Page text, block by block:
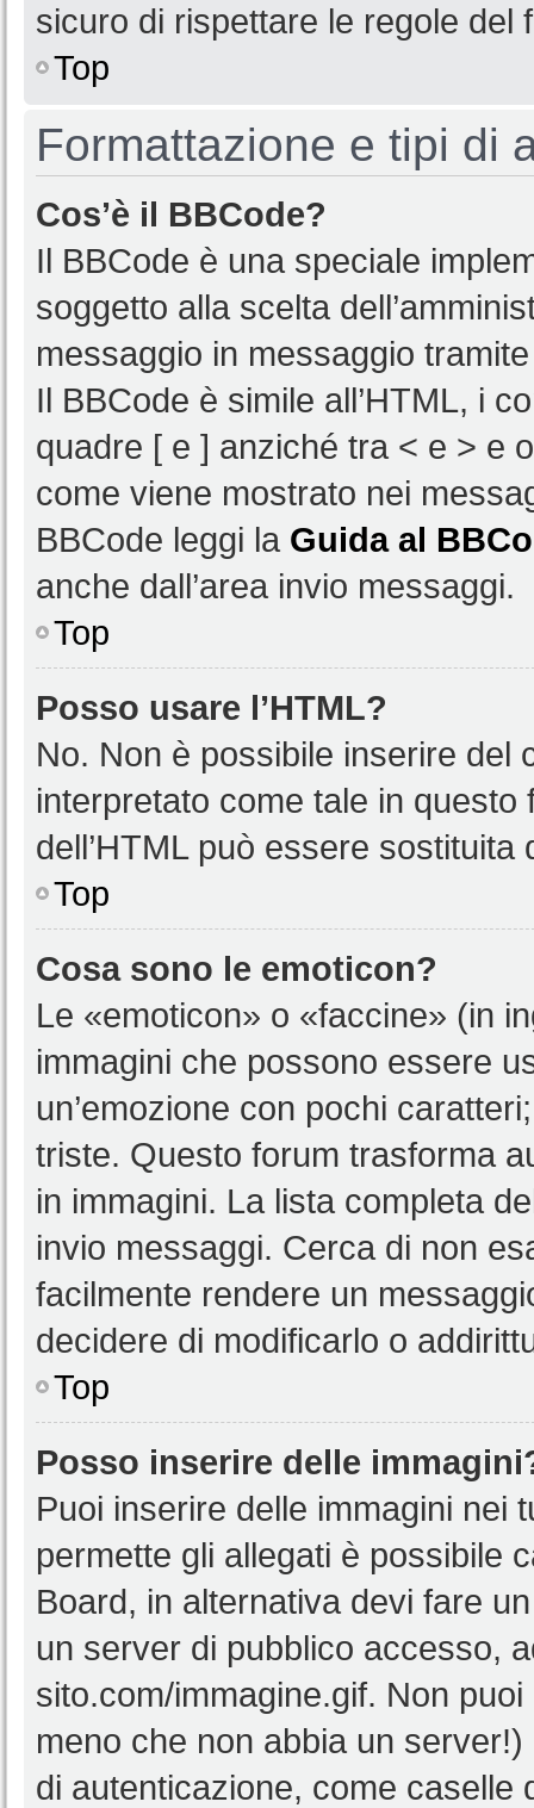
sicuro di rispettare le regole del
Top
Formattazione e tipi di
Cos’è il BBCode?
Il BBCode è una speciale
soggetto alla scelta
messaggio in messaggio
Il BBCode è simile all’HTML, i
quadre [ e ] anziché tra < e > e
come viene mostrato nei
BBCode leggi la Guida al
anche dall’area invio messaggi.
Top
Posso usare l’HTML?
No. Non è possibile inserire del
interpretato come tale in
dell’HTML può essere sostituita
Top
Cosa sono le emoticon?
Le «emoticon» o «faccine» (in
immagini che possono essere
un’emozione con pochi
triste. Questo forum trasforma
in immagini. La lista completa
invio messaggi. Cerca di non
facilmente rendere un
decidere di modificarlo o
Top
Posso inserire delle
Puoi inserire delle immagini nei
permette gli allegati è possibile
Board, in alternativa devi fare
un server di pubblico accesso,
sito.com/immagine.gif. Non
meno che non abbia un
di autenticazione, come caselle